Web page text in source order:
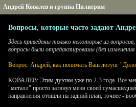
Андрей Ковалев и группа Пилигрим
Вопросы, которые часто задают
Здесь приведены только некоторые из
вопросы были отредактированы (без
Вопрос: Андрей, как понимать Ваш лозунг
КОВАЛЕВ: Этим дуэтам уже по 2-3 года. Все
"металл" просто затянул меня своей
направления отошли на задний план, точнее -